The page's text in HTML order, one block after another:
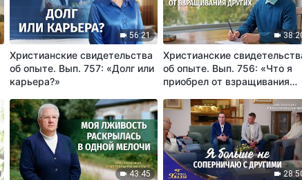
56:21
Христианские свидетельства
об опыте. Вып. 757: «Долг или
карьера?»
Христианские
об опыте. Вып. 756: «Что я
приобрел от взращивания
43:45